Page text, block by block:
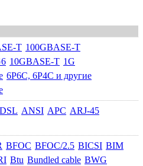
T 100GBASE-T
10GBASE-T 1G
6P6C, 6P4C и другие
ANSI APC ARJ-45
BFOC BFOC/2.5 BICSI BIM
Btu Bundled cable BWG